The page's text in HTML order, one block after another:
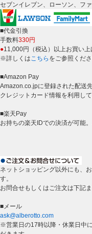
セブンイレブン、ローソン、フ
■代金引換
手数料330円
●11,000円（税込）以上お買い上
※詳しくはこちら をご参照くださ
■Amazon Pay
Amazon.co.jpに登録された配送
クレジットカード情報を利用し
■楽天Pay
お持ちの楽天IDでの決済が可能
ネットショッピング以外にも、
す。
お問合せもしくはご注文は下記
■メール
ask@alberotto.com
※営業日の17時以降・休業日中